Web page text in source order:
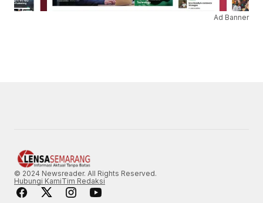
Ad Banner
© 2024 Newsreader. All Rights Reserved.
Hubungi KamiTim Redaksi